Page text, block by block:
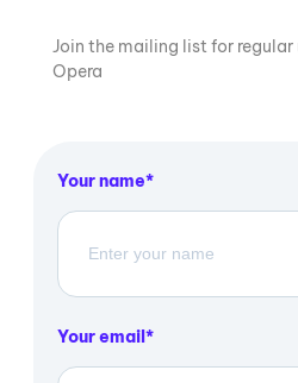
Join the mailing list for regular
Opera
Your name
Your email